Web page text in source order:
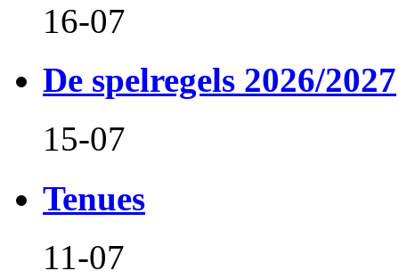
16-07
De spelregels 2026/2027
15-07
Tenues
11-07